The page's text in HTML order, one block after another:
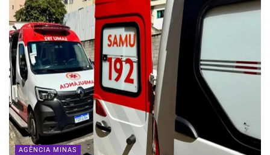
AGÊNCIA MINAS